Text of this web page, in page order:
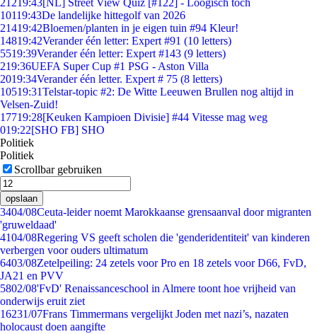
21219:43[NL] Street View Quiz [#122] - Loogisch toch
10119:43De landelijke hittegolf van 2026
21419:42Bloemen/planten in je eigen tuin #94 Kleur!
14819:42Verander één letter: Expert #91 (10 letters)
5519:39Verander één letter: Expert #143 (9 letters)
219:36UEFA Super Cup #1 PSG - Aston Villa
2019:34Verander één letter. Expert # 75 (8 letters)
10519:31Telstar-topic #2: De Witte Leeuwen Brullen nog altijd in
Velsen-Zuid!
17719:28[Keuken Kampioen Divisie] #44 Vitesse mag weg
019:22[SHO FB] SHO
Politiek
Politiek
Scrollbar gebruiken
opslaan
3404/08Ceuta-leider noemt Marokkaanse grensaanval door migranten
'gruweldaad'
4104/08Regering VS geeft scholen die 'genderidentiteit' van kinderen
verbergen voor ouders ultimatum
6403/08Zetelpeiling: 24 zetels voor Pro en 18 zetels voor D66, FvD,
JA21 en PVV
5802/08'FvD' Renaissanceschool in Almere toont hoe vrijheid van
onderwijs eruit ziet
16231/07Frans Timmermans vergelijkt Joden met nazi’s, nazaten
holocaust doen aangifte